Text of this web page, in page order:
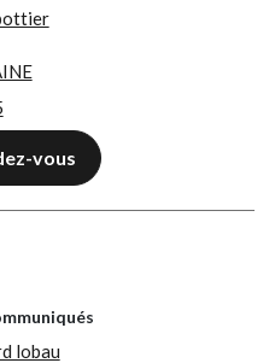
vous
lobau